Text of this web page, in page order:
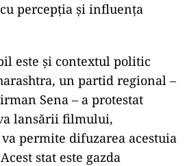
percepția și influența
este și contextul politic
un partid regional –
Sena – a protestat
lansării filmului,
permite difuzarea acestuia
stat este gazda